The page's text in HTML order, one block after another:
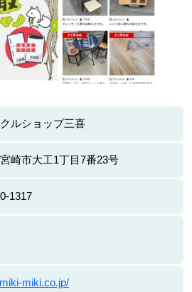
ルショップ三喜
崎市大工1丁目7番23号
1317
miki.co.jp/